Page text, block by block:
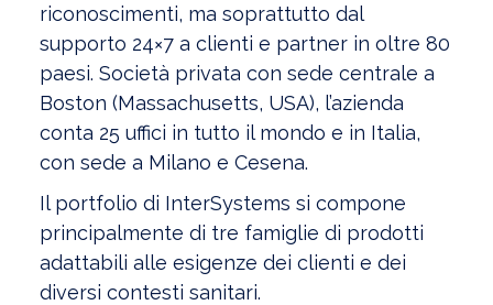
riconoscimenti, ma soprattutto dal
supporto 24×7 a clienti e partner in oltre 80
paesi. Società privata con sede centrale a
Boston (Massachusetts, USA), l’azienda
conta 25 uffici in tutto il mondo e in Italia,
con sede a Milano e Cesena.
Il portfolio di InterSystems si compone
principalmente di tre famiglie di prodotti
adattabili alle esigenze dei clienti e dei
diversi contesti sanitari.